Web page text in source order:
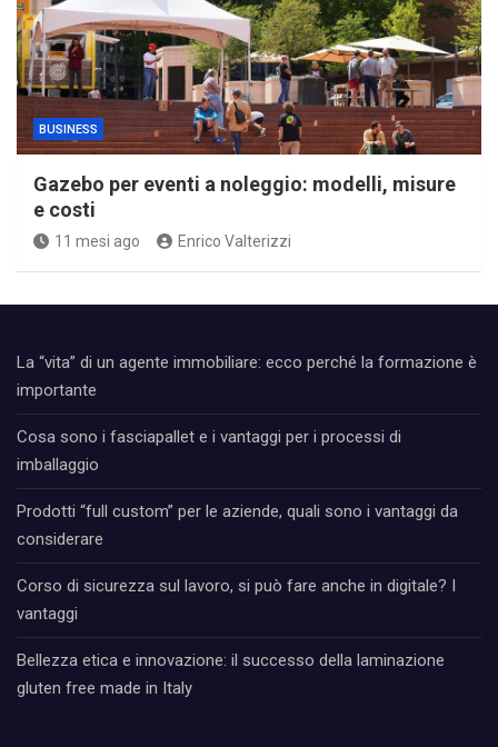
BUSINESS
Gazebo per eventi a noleggio: modelli, misure
e costi
11 mesi ago Enrico Valterizzi
La “vita” di un agente immobiliare: ecco perché la formazione è
importante
Cosa sono i fasciapallet e i vantaggi per i processi di
imballaggio
Prodotti “full custom” per le aziende, quali sono i vantaggi da
considerare
Corso di sicurezza sul lavoro, si può fare anche in digitale? I
vantaggi
Bellezza etica e innovazione: il successo della laminazione
gluten free made in Italy